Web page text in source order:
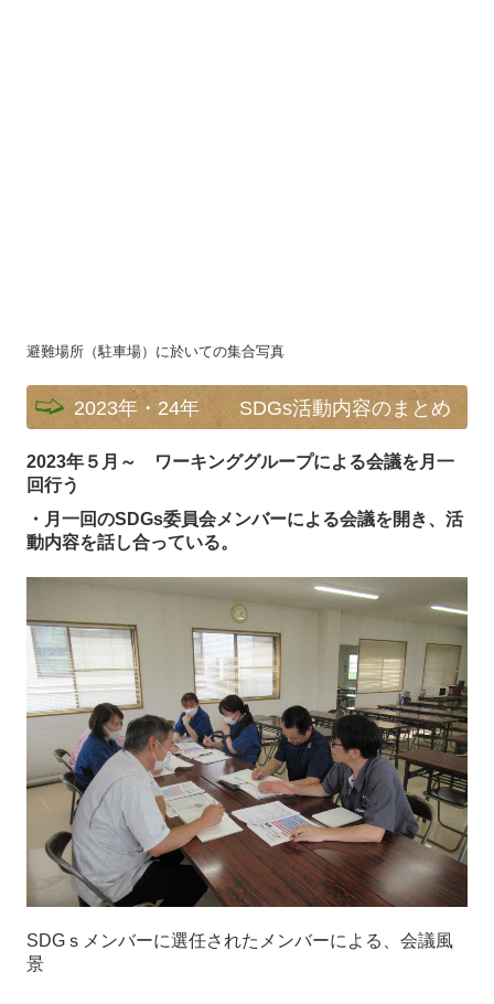
避難場所（駐車場）に於いての集合写真
2023年・24年 SDGs活動内容のまとめ
2023年５月～ ワーキンググループによる会議を月一
回行う
・月一回のSDGs委員会メンバーによる会議を開き、活
動内容を話し合っている。
SDGｓメンバーに選任されたメンバーによる、会議風
景